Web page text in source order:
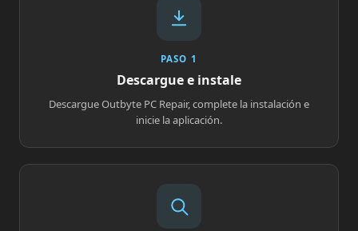
PASO 1
Descargue e instale
Descargue Outbyte PC Repair, complete la instalación e
inicie la aplicación.